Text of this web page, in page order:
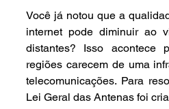
Você já notou que a
internet pode diminuir ao
distantes? Isso acontece
regiões carecem de uma
telecomunicações. Para
Lei Geral das Antenas foi